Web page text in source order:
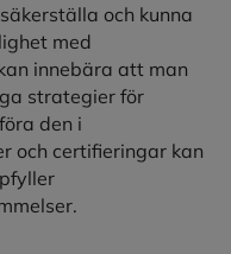
och kunna
med
innebära att man
strategier för
den i
och certifieringar kan